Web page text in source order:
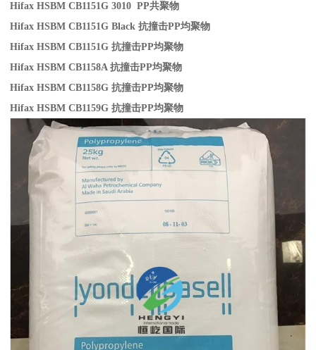
Hifax HSBM CB1151G 3010 PP共聚物
Hifax HSBM CB1151G Black抗撞击PP均聚物
Hifax HSBM CB1151G抗撞击PP均聚物
Hifax HSBM CB1158A抗撞击PP均聚物
Hifax HSBM CB1158G抗撞击PP均聚物
Hifax HSBM CB1159G抗撞击PP均聚物